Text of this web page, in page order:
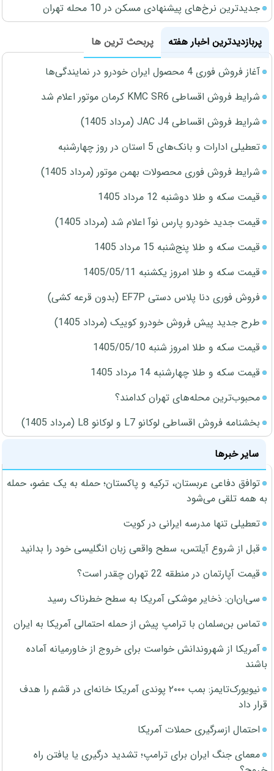
جدیدترین نرخ‌های پیشنهادی مسکن در 10 محله تهران
پربازدیدترین اخبار هفته
پربحث ترین ها
آغاز فروش فوری 4 محصول ایران خودرو در نمایندگی‌ها
شرایط فروش اقساطی KMC SR6 کرمان موتور اعلام شد
شرایط فروش اقساطی JAC J4 (مرداد 1405)
تعطیلی ادارات و بانک‌های 5 استان در روز چهارشنبه
شرایط فروش فوری محصولات بهمن موتور (مرداد 1405)
قیمت سکه و طلا دوشنبه 12 مرداد 1405
قیمت جدید خودرو پارس نوآ اعلام شد (مرداد 1405)
قیمت سکه و طلا پنج‌شنبه 15 مرداد 1405
قیمت سکه و طلا امروز یکشنبه 1405/05/11
فروش فوری دنا پلاس دستی EF7P (بدون قرعه کشی)
طرح جدید پیش فروش خودرو کوییک (مرداد 1405)
قیمت سکه و طلا امروز شنبه 1405/05/10
قیمت سکه و طلا چهارشنبه 14 مرداد 1405
محبوب‌ترین محله‌های تهران کدامند؟
بخشنامه فروش اقساطی لوکانو L7 و لوکانو L8 (مرداد 1405)
سایر خبرها
توافق دفاعی عربستان، ترکیه و پاکستان؛ حمله به یک عضو، حمله
به همه تلقی می‌شود
تعطیلی تنها مدرسه ایرانی در کویت
قبل از شروع آیلتس، سطح واقعی زبان انگلیسی خود را بدانید
قیمت آپارتمان در منطقه 22 تهران چقدر است؟
سی‌ان‌ان: ذخایر موشکی آمریکا به سطح خطرناک رسید
تماس بن‌سلمان با ترامپ پیش از حمله احتمالی آمریکا به ایران
آمریکا از شهروندانش خواست برای خروج از خاورمیانه آماده
باشند
نیویورک‌تایمز: بمب ۲۰۰۰ پوندی آمریکا خانه‌ای در قشم را هدف
قرار داد
احتمال ازسرگیری حملات آمریکا
معمای جنگ ایران برای ترامپ؛ تشدید درگیری یا یافتن راه